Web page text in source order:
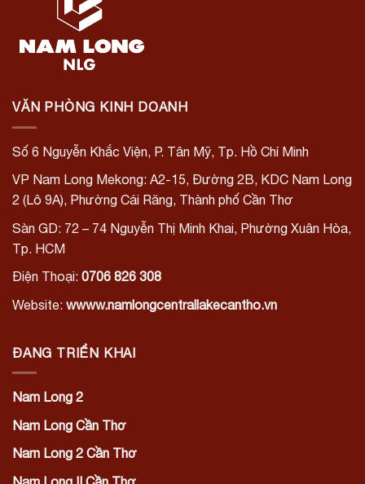
VĂN PHÒNG KINH DOANH
Số 6 Nguyễn Khắc Viện, P. Tân Mỹ, Tp. Hồ Chí Minh
VP Nam Long Mekong: A2-15, Đường 2B, KDC Nam Long
2 (Lô 9A), Phường Cái Răng, Thành phố Cần Thơ
Sàn GD: 72 – 74 Nguyễn Thị Minh Khai, Phường Xuân Hòa,
Tp. HCM
Điện Thoại: 0706 826 308
Website: wwww.namlongcentrallakecantho.vn
ĐANG TRIỂN KHAI
Nam Long 2
Nam Long Cần Thơ
Nam Long 2 Cần Thơ